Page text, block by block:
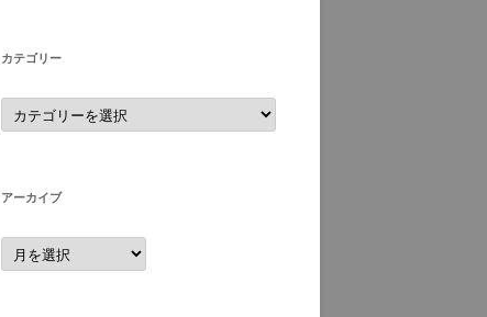
カテゴリー
カ
テ
ゴ
アーカイブ
ア
ー
カ